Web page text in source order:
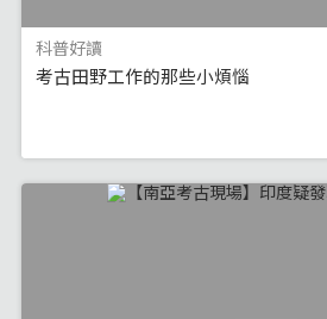
科普好讀
考古田野工作的那些小煩惱